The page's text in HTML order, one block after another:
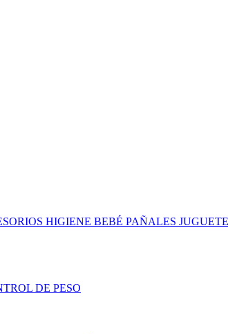
HIGIENE BEBÉ PAÑALES
DE PESO